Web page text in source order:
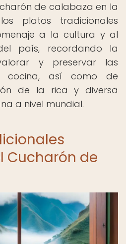
de calabaza en la
platos tradicionales
a la cultura y al
país, recordando la
y preservar las
cocina, así como de
de la rica y diversa
a nivel mundial.
Cucharón de